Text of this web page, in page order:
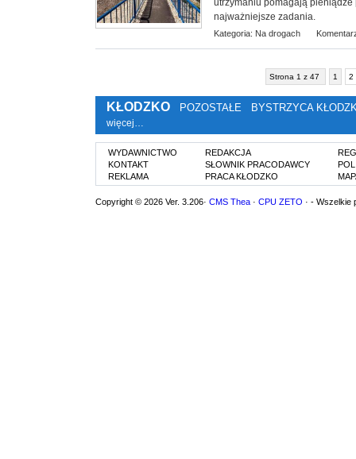
utrzymaniu pomagają
najważniejsze zadania.
Kategoria: Na drogach
Strona 1 z 47 1 2
KŁODZKO POZOSTAŁE BYSTRZYCA
więcej…
WYDAWNICTWO
KONTAKT
REKLAMA
REDAKCJA
SŁOWNIK PRACODAWCY
PRACA KŁODZKO
Copyright © 2026 Ver. 3.206· CMS Thea · CPU ZETO · - Wszelkie